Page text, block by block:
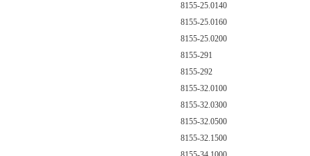
8155-25.0140
8155-25.0160
8155-25.0200
8155-291
8155-292
8155-32.0100
8155-32.0300
8155-32.0500
8155-32.1500